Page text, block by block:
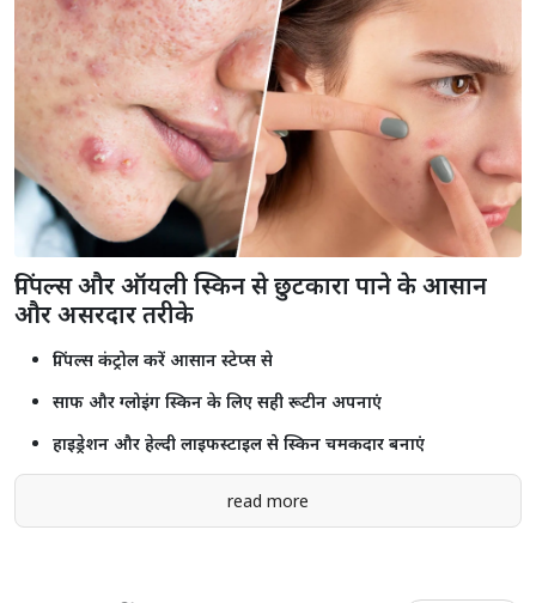
राजस्थान में 2.55 करोड़ से ज्यादा लोगों को मिला प्रधानमंत्री मुद्रा योजना का लाभ,
₹2.18 लाख करोड़ से अधिक ऋण स्वीकृत
Shorts see more